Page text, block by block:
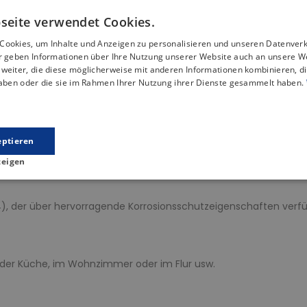
wurde speziell für Ihr Badezimmer entwickelt und ist die
für die Dusche geeignet, wo Sie den zusätzlichen Platz für
Bad für Ordnung, sondern eignet sich auch als praktischer
was eine Langlebigkeit und Pflegeleichtigkeit
verschönern.
verdeckt aber auch die Schnittkanten der Glasur und
der über hervorragende Korrosionsschutzeigenschaften
Küche, im Wohnzimmer oder im Flur usw.
verwendet Cookies.
um Inhalte und Anzeigen zu personalisieren und unseren
geben Informationen über Ihre Nutzung unserer Website auch an unsere
die diese möglicherweise mit anderen Informationen kombinieren,
oder die sie im Rahmen Ihrer Nutzung ihrer Dienste gesammelt haben.